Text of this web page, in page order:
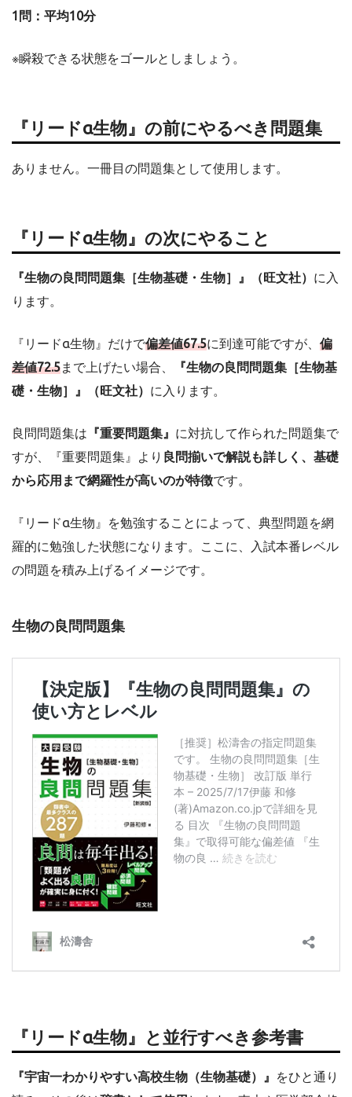
1問：平均10分
※瞬殺できる状態をゴールとしましょう。
『リードα生物』の前にやるべき問題集
ありません。一冊目の問題集として使用します。
『リードα生物』の次にやること
『生物の良問問題集［生物基礎・生物］』（旺文社） に入
ります。
『リードα生物』だけで偏差値67.5に到達可能ですが、 偏
差値72.5まで上げたい場合、
『生物の良問問題集［生物基
礎・生物］』（旺文社） に入ります。
良問問題集は 『重要問題集』 に対抗して作られた問題集で
すが、『重要問題集』より 良問揃いで解説も詳しく、基礎
から応用まで網羅性が高いのが特徴です。
『リードα生物』を勉強することによって、典型問題を網
羅的に勉強した状態になります。ここに、入試本番レベル
の問題を積み上げるイメージです。
生物の良問問題集
『リードα生物』と並行すべき参考書
『宇宙一わかりやすい高校生物（生物基礎）』
をひと通り